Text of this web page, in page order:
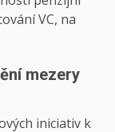
VC, na
mezery
iniciativ k